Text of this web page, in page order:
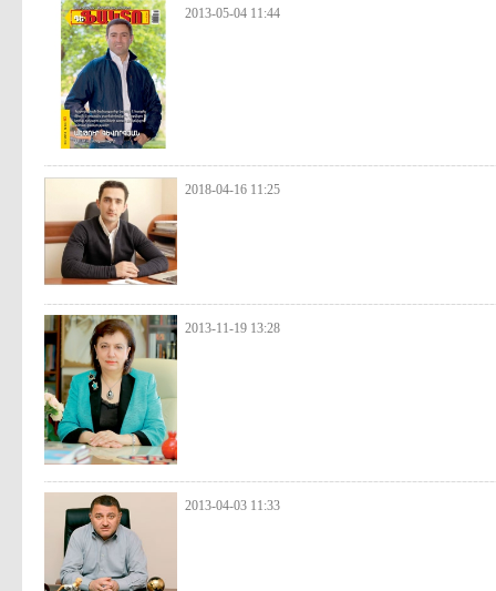
2013-05-04 11:44
2018-04-16 11:25
2013-11-19 13:28
2013-04-03 11:33